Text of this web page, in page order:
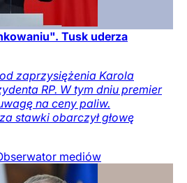
Tusk uderza
zaprzysiężenia Karola
RP. W tym dniu premier
na ceny paliw.
stawki obarczył głowę
mediów